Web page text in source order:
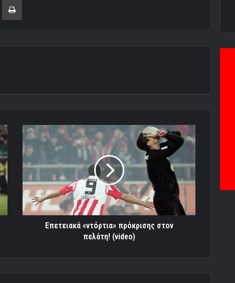
Επετειακά
«ντόρτια»
πρόκρισης
στον
(video)
Επετειακά «ντόρτια» πρόκρισης στον
πελάτη! (video)